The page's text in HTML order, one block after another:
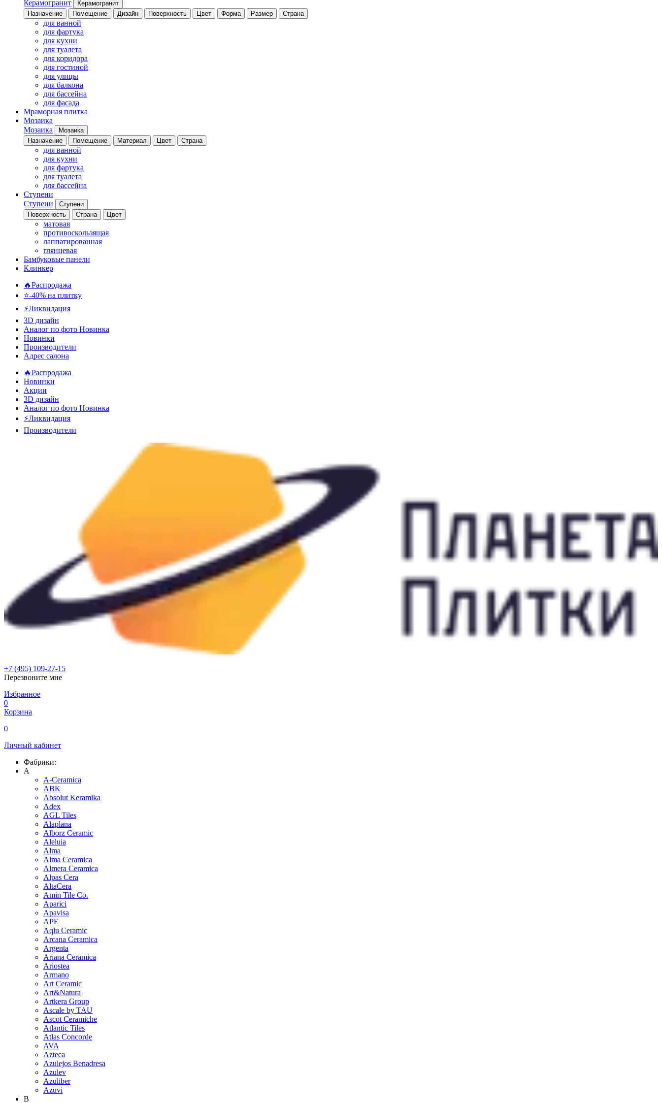
Керамогранит
Керамогранит
Назначение
Помещение Дизайн Поверхность Цвет Форма Размер Страна
для ванной
для фартука
для кухни
для туалета
для коридора
для гостиной
для улицы
для балкона
для бассейна
для фасада
Мраморная плитка
Мозаика
Мозаика
Мозаика
Назначение
Помещение Материал Цвет Страна
для ванной
для кухни
для фартука
для туалета
для бассейна
Ступени
Ступени
Ступени
Поверхность
Страна Цвет
матовая
противоскользящая
лаппатированная
глянцевая
Бамбуковые панели
Клинкер
🔥Распродажа
⭐-40% на плитку
⚡️Ликвидация
3D дизайн
Аналог по фото Новинка
Новинки
Производители
Адрес салона
🔥Распродажа
Новинки
Акции
3D дизайн
Аналог по фото Новинка
⚡Ликвидация
Производители
+7 (495) 109-27-15
Перезвоните мне
Избранное
0
Корзина
0
Личный кабинет
Фабрики:
A
A-Ceramica
ABK
Absolut Keramika
Adex
AGL Tiles
Alaplana
Alborz Ceramic
Aleluia
Alma
Alma Ceramica
Almera Ceramica
Alpas Cera
AltaCera
Amin Tile Co.
Aparici
Apavisa
APE
Aqlu Ceramic
Arcana Ceramica
Argenta
Ariana Ceramica
Ariostea
Armano
Art Ceramic
Art&Natura
Artkera Group
Ascale by TAU
Ascot Ceramiche
Atlantic Tiles
Atlas Concorde
AVA
Azteca
Azulejos Benadresa
Azulev
Azuliber
Azuvi
B